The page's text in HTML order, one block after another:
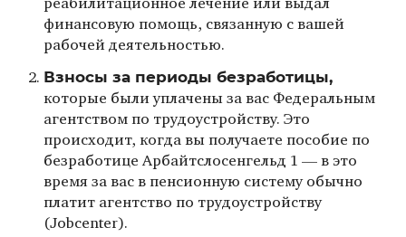
реабилитационное лечение или выдал
финансовую помощь, связанную с вашей
рабочей деятельностью.
Взносы за периоды безработицы,
которые были уплачены за вас Федеральным
агентством по трудоустройству. Это
происходит, когда вы получаете пособие по
безработице Арбайтслосенгельд 1 — в это
время за вас в пенсионную систему обычно
платит агентство по трудоустройству
(Jobcenter).